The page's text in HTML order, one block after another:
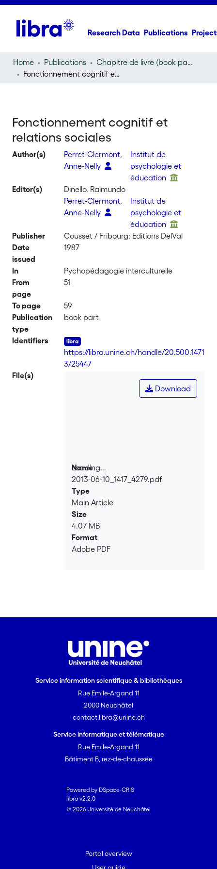
Research Data Publications
Home Publications
Chapitre de livre (book part)
Fonctionnement cognitif et relations sociales
Fonctionnement cognitif et
relations sociales
Author(s)
Perret-Clermont,
Anne-Nelly
Institut de
psychologie et
éducation
Editor(s)
Dinello, Raimundo
Perret-Clermont,
Anne-Nelly
Institut de
psychologie et
éducation
Publisher
Cousset / Fribourg: Editions DelVal
Date
issued
1987
In
Pychopédagogie interculturelle
From
page
51
To page
59
Publication
type
book part
Identifiers
https://libra.unine.ch/handle/20.500.1471
3/25447
File(s)
Loading...
Loading...
Download
Name
2013-06-10_1417_4279.pdf
Type
Main Article
Size
4.07 MB
Format
Adobe PDF
Service information scientifique & bibliothèques
Rue Emile-Argand 11
2000 Neuchâtel
contact.libra@unine.ch
Service informatique et télématique
Rue Emile-Argand 11
Bâtiment B, rez-de-chaussée
Powered by DSpace-CRIS
libra v2.2.0
© 2026 Université de Neuchâtel
Portal overview